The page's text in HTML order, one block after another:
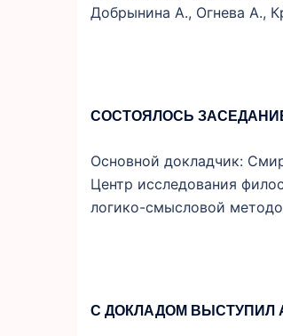
Добрынина А., Огнева А.,
СОСТОЯЛОСЬ
Основной докладчик:
Центр исследования
логико-смысловой
С ДОКЛАДОМ ВЫСТУПИЛ